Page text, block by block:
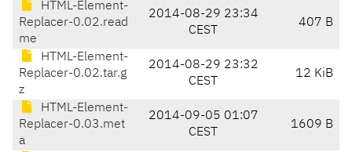
HTML-Element-
Replacer-0.02.read
me
2014-08-29 23:34
CEST
407 B
HTML-Element-
Replacer-0.02.tar.g
z
2014-08-29 23:32
CEST
12 KiB
HTML-Element-
Replacer-0.03.met
a
2014-09-05 01:07
CEST
1609 B